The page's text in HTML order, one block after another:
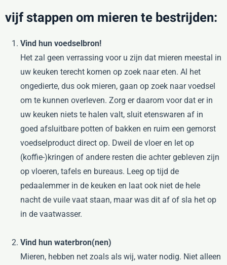
vijf stappen om mieren te bestrijden:
Vind hun voedselbron!
Het zal geen verrassing voor u zijn dat mieren meestal in
uw keuken terecht komen op zoek naar eten. Al het
ongedierte, dus ook mieren, gaan op zoek naar voedsel
om te kunnen overleven. Zorg er daarom voor dat er in
uw keuken niets te halen valt, sluit etenswaren af in
goed afsluitbare potten of bakken en ruim een gemorst
voedselproduct direct op. Dweil de vloer en let op
(koffie-)kringen of andere resten die achter gebleven zijn
op vloeren, tafels en bureaus. Leeg op tijd de
pedaalemmer in de keuken en laat ook niet de hele
nacht de vuile vaat staan, maar was dit af of sla het op
in de vaatwasser.
Vind hun waterbron(nen)
Mieren, hebben net zoals als wij, water nodig. Niet alleen